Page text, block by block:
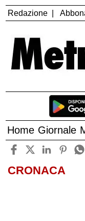
Redazione
Home Giornale
CRONACA